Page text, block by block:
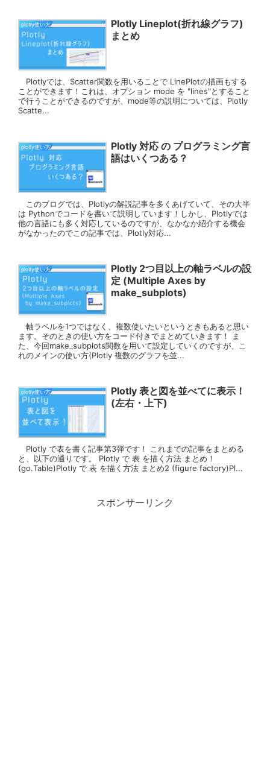
plotly使い方
Plotly Lineplot(折れ線グラフ)
まとめ
Plotlyでは、Scatter関数を用いることで LinePlotの描画もする
ことができます！これは、オプション mode を "lines"とすること
で行うことができるのですが、mode等の説明については、Plotly
Scatte...
plotly使い方
Plotly 対応 の プログラミング言
語はいくつある？
このブログでは、Plotlyの解説記事を多くあげていて、その大半
は Pythonでコードを書いて説明しています！しかし、Plotlyでは
他の言語にも多く対応しているのですが、なかなか紹介する機会
がなかったのでこの記事では、Plotly対応...
plotly使い方
Plotly 2つ目以上の軸ラベルの設
定 (Multiple Axes by
make_subplots)
軸ラベルを1つではなく、複数使いたいというときもあると思い
ます。そのときの使い方をコード付きでまとめていきます！ ま
た、今回make_subplots関数を用いて設定していくのですが、こ
れのメインの使い方(Plotly 複数のグラフを並...
plotly使い方
Plotly 表と図を並べてに表示！
(左右・上下)
Plotly で表を書く記事第3弾です！ これまでの記事をまとめる
と、以下の通りです。 Plotly で 表 を描く方法 まとめ！
(go.Table)Plotly で 表 を描く方法 まとめ2 (figure factory)Pl...
スポンサーリンク